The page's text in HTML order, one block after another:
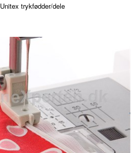
Unitex trykfødder/dele